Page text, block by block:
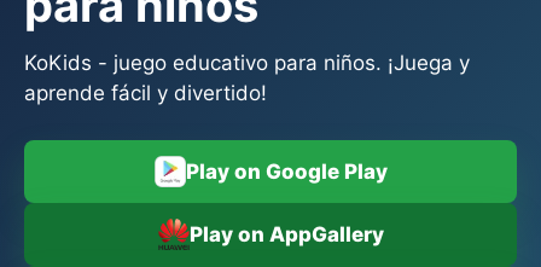
KoKids - juego educativo para niños. ¡Juega y
aprende fácil y divertido!
Play on Google Play
Play on AppGallery